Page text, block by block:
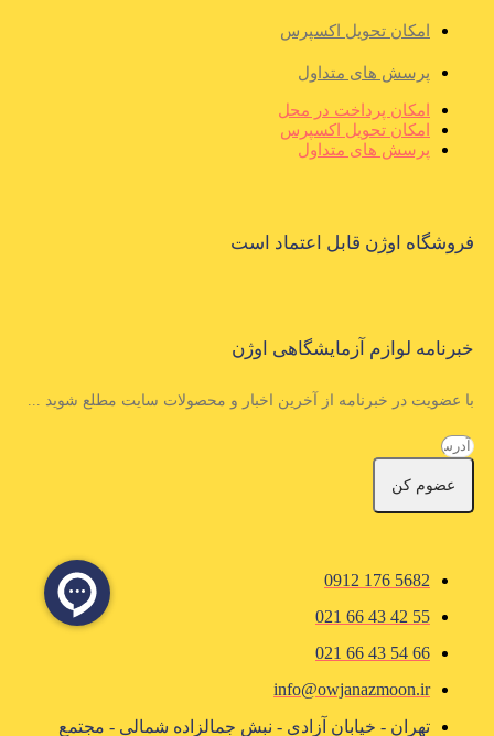
امکان تحویل اکسپرس
پرسش های متداول
امکان پرداخت در محل
امکان تحویل اکسپرس
پرسش های متداول
فروشگاه اوژن قابل اعتماد است
خبرنامه لوازم آزمایشگاهی اوژن
با عضویت در خبرنامه از آخرین اخبار و محصولات سایت مطلع شوید ...
عضوم کن
5682 176 0912
55 42 43 66 021
66 54 43 66 021
info@owjanazmoon.ir
تهران - خیابان آزادی - نبش جمالزاده شمالی - مجتمع